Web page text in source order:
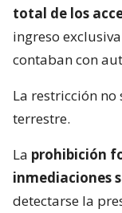
total de los
ingreso
contaban con
La restricción
terrestre.
La prohibición
inmediaciones
detectarse la